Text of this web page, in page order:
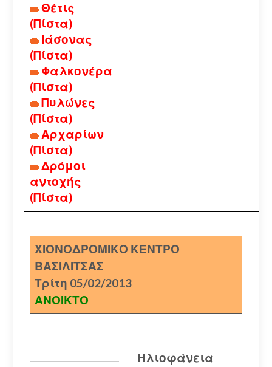
Θέτις
(Πίστα)
Ιάσονας
(Πίστα)
Φαλκονέρα
(Πίστα)
Πυλώνες
(Πίστα)
Αρχαρίων
(Πίστα)
Δρόμοι
αντοχής
(Πίστα)
ΧΙΟΝΟΔΡΟΜΙΚΟ ΚΕΝΤΡΟ
ΒΑΣΙΛΙΤΣΑΣ
Τρίτη 05/02/2013
ΑΝΟΙΚΤΟ
Ηλιοφάνεια